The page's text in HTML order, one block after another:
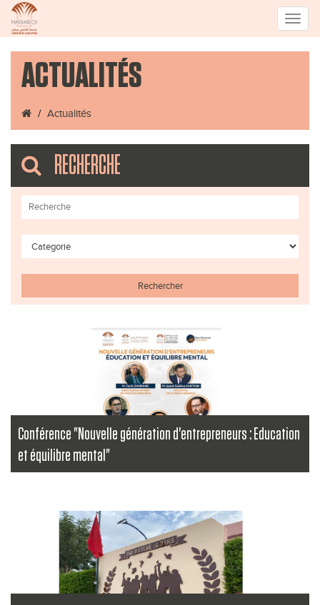
Toggle
ACTUALITÉS
Actualités
RECHERCHE
Rechercher
Conférence "Nouvelle génération d'entrepreneurs : Education
et équilibre mental"